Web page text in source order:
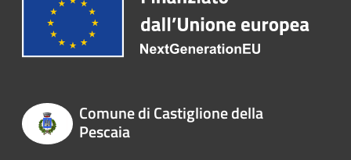
Comune di Castiglione della
Pescaia